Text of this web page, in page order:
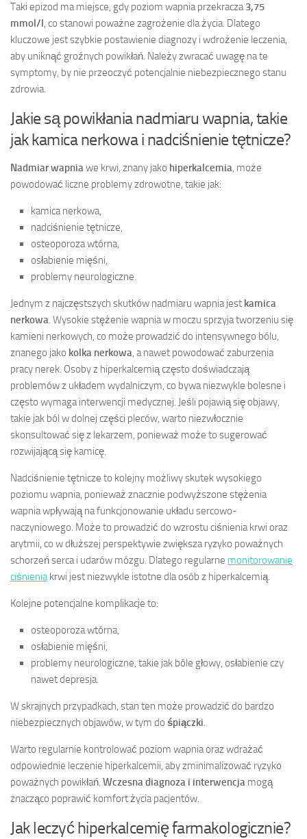
Taki epizod ma miejsce, gdy poziom wapnia przekracza3,75
mmol/l, co stanowi poważne zagrożenie dla życia. Dlatego
kluczowe jest szybkie postawienie diagnozy i wdrożenie leczenia,
aby uniknąć groźnych powikłań. Należy zwracać uwagę na te
symptomy, by nie przeoczyć potencjalnie niebezpiecznego stanu
zdrowia.
Jakie są powikłania nadmiaru wapnia, takie
jak kamica nerkowa i nadciśnienie tętnicze?
Nadmiar wapniawe krwi, znany jako hiperkalcemia, może
powodować liczne problemy zdrowotne, takie jak:
kamica nerkowa,
nadciśnienie tętnicze,
osteoporoza wtórna,
osłabienie mięśni,
problemy neurologiczne.
Jednym z najczęstszych skutków nadmiaru wapnia jest kamica
nerkowa. Wysokie stężenie wapnia w moczu sprzyja tworzeniu się
kamieni nerkowych, co może prowadzić do intensywnego bólu,
znanego jako kolka nerkowa, a nawet powodować zaburzenia
pracy nerek. Osoby z hiperkalcemią często doświadczają
problemów z układem wydalniczym, co bywa niezwykle bolesne i
często wymaga interwencji medycznej. Jeśli pojawią się objawy,
takie jak ból w dolnej części pleców, warto niezwłocznie
skonsultować się z lekarzem, ponieważ może to sugerować
rozwijającą się kamicę.
Nadciśnienie tętnicze to kolejny możliwy skutek wysokiego
poziomu wapnia, ponieważ znacznie podwyższone stężenia
wapnia wpływają na funkcjonowanie układu sercowo-
naczyniowego. Może to prowadzić do wzrostu ciśnienia krwi oraz
arytmii, co w dłuższej perspektywie zwiększa ryzyko poważnych
schorzeń serca i udarów mózgu. Dlatego regularne monitorowanie
ciśnieniakrwi jest niezwykle istotne dla osób z hiperkalcemią.
Kolejne potencjalne komplikacje to:
osteoporoza wtórna,
osłabienie mięśni,
problemy neurologiczne, takie jak bóle głowy, osłabienie czy
nawet depresja.
W skrajnych przypadkach, stan ten może prowadzić do bardzo
niebezpiecznych objawów, w tym do śpiączki.
Warto regularnie kontrolować poziom wapnia oraz wdrażać
odpowiednie leczenie hiperkalcemii, aby zminimalizować ryzyko
poważnych powikłań. Wczesna diagnoza i interwencja mogą
znacząco poprawić komfort życia pacjentów.
Jak leczyć hiperkalcemię farmakologicznie?